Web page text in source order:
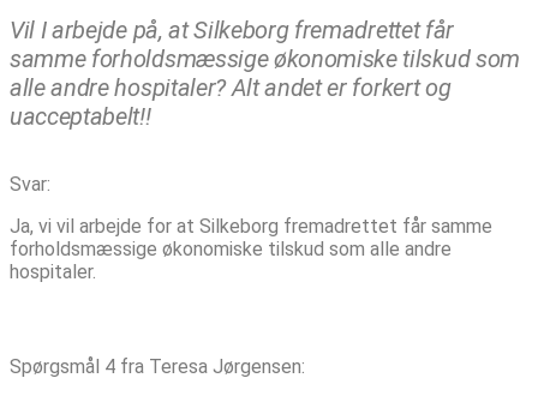
Vil I arbejde på, at Silkeborg fremadrettet får
samme forholdsmæssige økonomiske tilskud som
alle andre hospitaler? Alt andet er forkert og
uacceptabelt!!
Svar:
Ja, vi vil arbejde for at Silkeborg fremadrettet får samme
forholdsmæssige økonomiske tilskud som alle andre
hospitaler.
Spørgsmål 4 fra Teresa Jørgensen: